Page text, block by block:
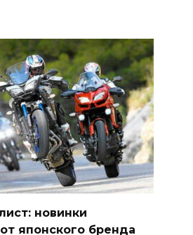
новинки
японского бренда